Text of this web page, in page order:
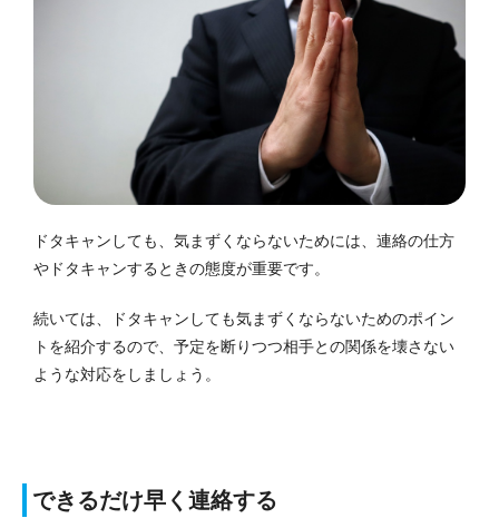
ドタキャンしても、気まずくならないためには、連絡の仕方
やドタキャンするときの態度が重要です。
続いては、ドタキャンしても気まずくならないためのポイン
トを紹介するので、予定を断りつつ相手との関係を壊さない
ような対応をしましょう。
できるだけ早く連絡する